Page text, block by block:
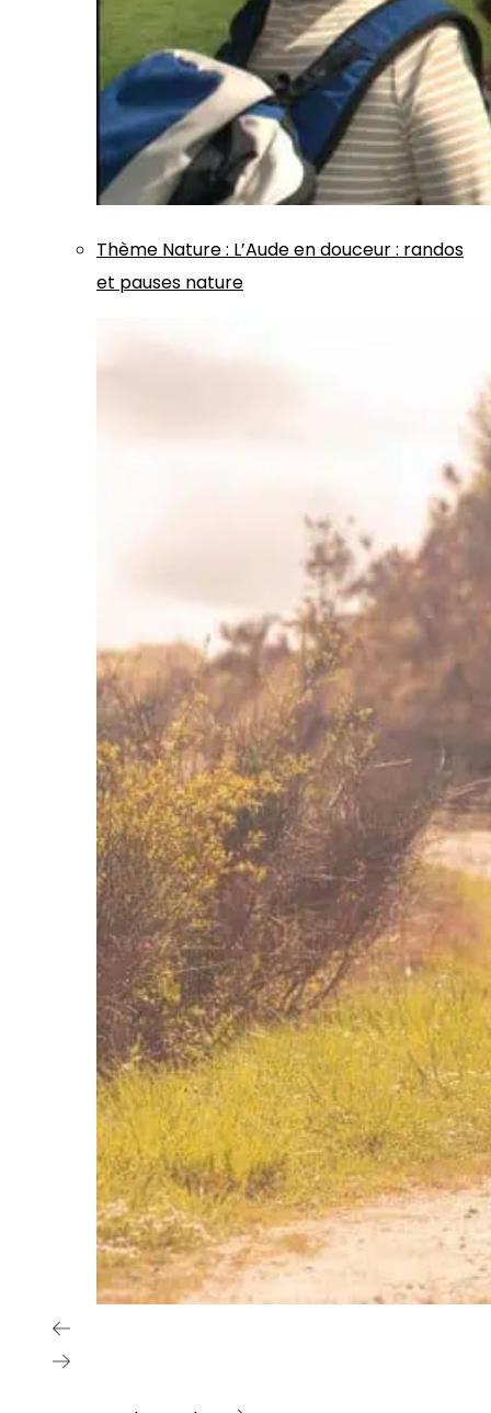
Thème Nature: L’Aude en douceur : randos
et pauses nature